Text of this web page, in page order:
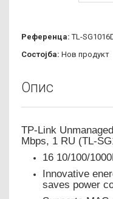
Референца: TL-
Состојба: Нов продукт
Опис
TP-Link
Mbps, 1 RU (TL-
16 10/100/
Innovative
saves power